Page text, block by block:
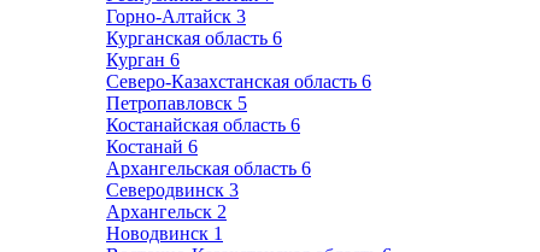
Горно-Алтайск 3
Курганская область 6
Курган 6
Северо-Казахстанская область 6
Петропавловск 5
Костанайская область 6
Костанай 6
Архангельская область 6
Северодвинск 3
Архангельск 2
Новодвинск 1